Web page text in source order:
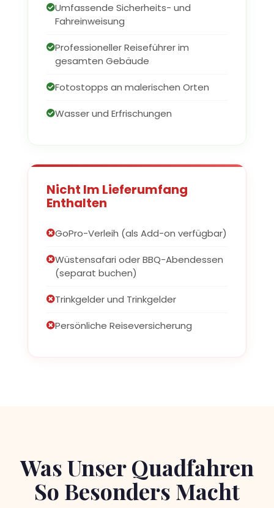
Umfassende Sicherheits- und
Fahreinweisung
Professioneller Reiseführer im
gesamten Gebäude
Fotostopps an malerischen Orten
Wasser und Erfrischungen
Nicht Im Lieferumfang
Enthalten
GoPro-Verleih (als Add-on verfügbar)
Wüstensafari oder BBQ-Abendessen
(separat buchen)
Trinkgelder und Trinkgelder
Persönliche Reiseversicherung
Was Unser Quadfahren
So Besonders Macht